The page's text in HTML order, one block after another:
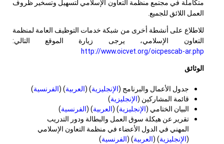
متكاملة في مجتمع منظمة التعاون الإسلامي لتسهيل وتسخير ظروف
العمل اللائق للجميع.
للاطلاع على أنشطة أخرى من شبكة خدمات التوظيف العامة لمنظمة
التعاون الإسلامي، يرجى زيارة الموقع التالي:
http://www.oicvet.org/oicpescab-ar.php
الوثائق
جدول الأعمال والبرنامج (الإنجليزية) (العربية) (الفرنسية)
قائمة المشاركين (الإنجليزية)
البيان الختامي (الإنجليزية) (العربية) (الفرنسية)
تقرير عن هيكلة سوق العمل والبطالة ودور التدريب
المهني في الدول الأعضاء في منظمة التعاون الإسلامي
الإنجليزية) (العربية) (الفرنسية)